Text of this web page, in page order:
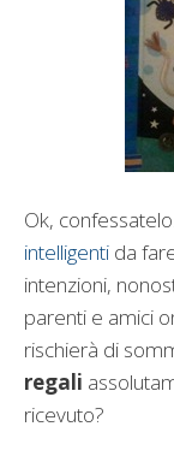
Ok,
intelligenti da
intenzioni,
parenti e amici
rischierà di
regali
ricevuto?